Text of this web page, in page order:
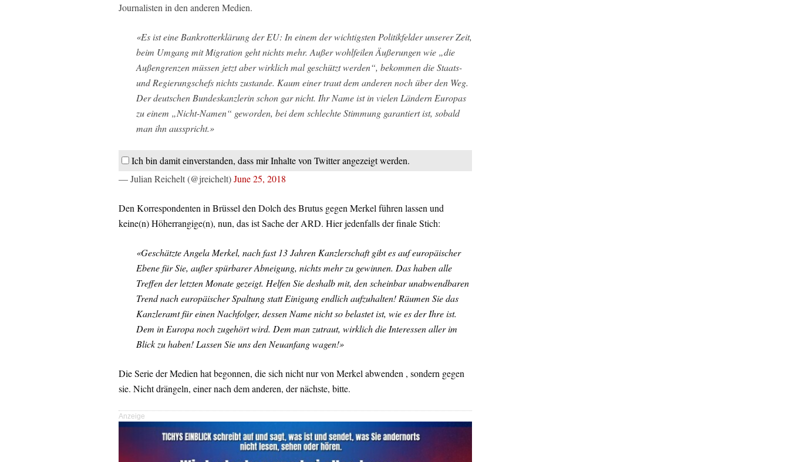
Journalisten in den anderen Medien.
«Es ist eine Bankrotterklärung der EU: In einem der wichtigsten Politikfelder unserer Zeit,
beim Umgang mit Migration geht nichts mehr. Außer wohlfeilen Äußerungen wie „die
Außengrenzen müssen jetzt aber wirklich mal geschützt werden“, bekommen die Staats-
und Regierungschefs nichts zustande. Kaum einer traut dem anderen noch über den Weg.
Der deutschen Bundeskanzlerin schon gar nicht. Ihr Name ist in vielen Ländern Europas
zu einem „Nicht-Namen“ geworden, bei dem schlechte Stimmung garantiert ist, sobald
man ihn ausspricht.»
Ich bin damit einverstanden, dass mir Inhalte von Twitter angezeigt werden.
— Julian Reichelt (@jreichelt)June 25, 2018
Den Korrespondenten in Brüssel den Dolch des Brutus gegen Merkel führen lassen und
keine(n) Höherrangige(n), nun, das ist Sache der ARD. Hier jedenfalls der finale Stich:
«Geschätzte Angela Merkel, nach fast 13 Jahren Kanzlerschaft gibt es auf europäischer
Ebene für Sie, außer spürbarer Abneigung, nichts mehr zu gewinnen. Das haben alle
Treffen der letzten Monate gezeigt. Helfen Sie deshalb mit, den scheinbar unabwendbaren
Trend nach europäischer Spaltung statt Einigung endlich aufzuhalten! Räumen Sie das
Kanzleramt für einen Nachfolger, dessen Name nicht so belastet ist, wie es der Ihre ist.
Dem in Europa noch zugehört wird. Dem man zutraut, wirklich die Interessen aller im
Blick zu haben! Lassen Sie uns den Neuanfang wagen!»
Die Serie der Medien hat begonnen, die sich nicht nur von Merkel abwenden , sondern gegen
sie. Nicht drängeln, einer nach dem anderen, der nächste, bitte.
Anzeige